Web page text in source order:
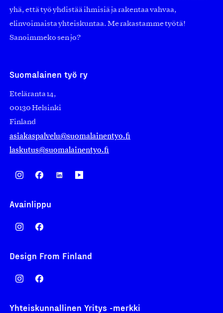
yhä, että työ yhdistää ihmisiä ja rakentaa vahvaa,
elinvoimaista yhteiskuntaa. Me rakastamme työtä!
Sanoimmeko sen jo?
Suomalainen työ ry
Eteläranta 14,
00130 Helsinki
Finland
asiakaspalvelu@suomalainentyo.fi
laskutus@suomalainentyo.fi
Avainlippu
Design From Finland
Yhteiskunnallinen Yritys -merkki